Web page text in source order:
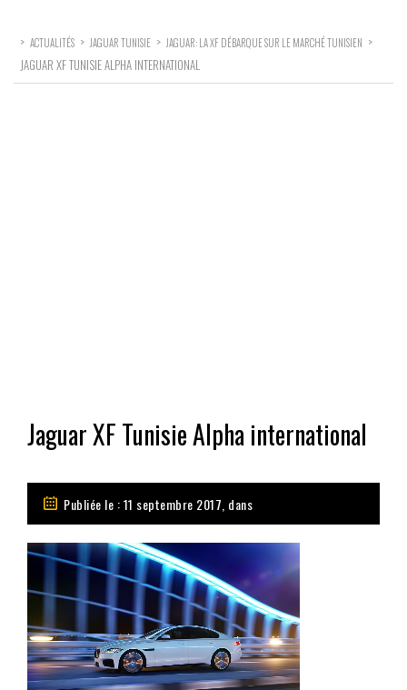
> ACTUALITÉS > JAGUAR TUNISIE > JAGUAR: LA XF DÉBARQUE SUR LE MARCHÉ TUNISIEN >
JAGUAR XF TUNISIE ALPHA INTERNATIONAL
Jaguar XF Tunisie Alpha international
Publiée le : 11 septembre 2017, dans